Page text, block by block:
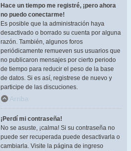
Hace un tiempo me registré, ¡pero ahora
no puedo conectarme!
Es posible que la administración haya
desactivado o borrado su cuenta por alguna
razón. También, algunos foros
periódicamente remueven sus usuarios que
no publicaron mensajes por cierto periodo
de tiempo para reducir el peso de la base
de datos. Si es así, registrese de nuevo y
participe de las discuciones.
Arriba
¡Perdí mi contraseña!
No se asuste, ¡calma! Si su contraseña no
puede ser recuperada puede desactivarla o
cambiarla. Visite la página de ingreso